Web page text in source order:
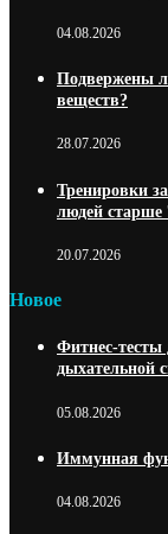
04.08.2026
Подвержены
веществ?
28.07.2026
Тренировки
людей старше
20.07.2026
Новое
Фитнес-тесты
дыхательной
05.08.2026
Иммунная
04.08.2026